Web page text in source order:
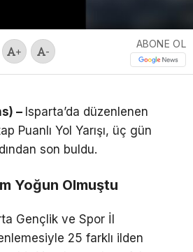
+ -
ABONE OL
– Isparta’da düzenlenen
Puanlı Yol Yarışı, üç gün
son buldu.
Yoğun Olmuştu
Gençlik ve Spor İl
25 farklı ilden